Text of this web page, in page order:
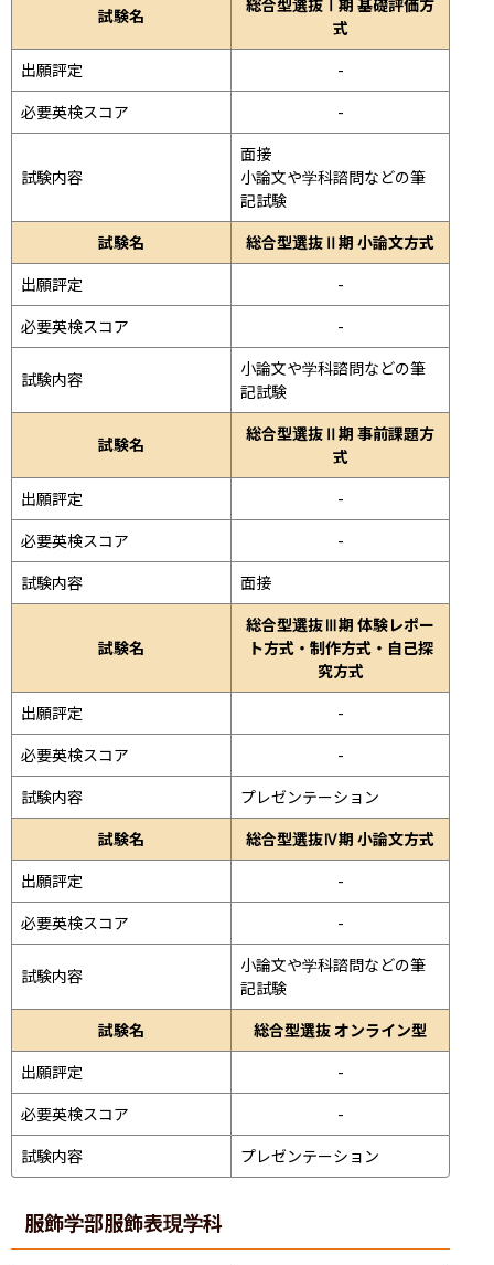
試験名
式
出願評定
-
必要英検スコア
-
試験内容
面接
小論文や学科諮問などの筆
記試験
試験名
総合型選抜Ⅱ期 小論文方式
出願評定
-
必要英検スコア
-
試験内容
小論文や学科諮問などの筆
記試験
試験名
総合型選抜Ⅱ期 事前課題方
式
出願評定
-
必要英検スコア
-
試験内容
面接
試験名
総合型選抜Ⅲ期 体験レポー
ト方式・制作方式・自己探
究方式
出願評定
-
必要英検スコア
-
試験内容
プレゼンテーション
試験名
総合型選抜Ⅳ期 小論文方式
出願評定
-
必要英検スコア
-
試験内容
小論文や学科諮問などの筆
記試験
試験名
総合型選抜 オンライン型
出願評定
-
必要英検スコア
-
試験内容
プレゼンテーション
服飾学部服飾表現学科